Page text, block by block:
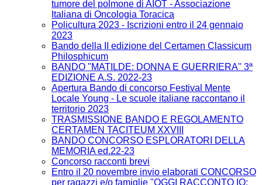
tumore del polmone di AIOT - Associazione
Italiana di Oncologia Toracica
Policultura 2023 - Iscrizioni entro il 24 gennaio
2023
Bando della II edizione del Certamen Classicum
Philosphicum
BANDO "MATILDE: DONNA E GUERRIERA" 3ª
EDIZIONE A.S. 2022-23
Apertura Bando di concorso Festival Mente
Locale Young - Le scuole italiane raccontano il
territorio 2023
TRASMISSIONE BANDO E REGOLAMENTO
CERTAMEN TACITEUM XXVIII
BANDO CONCORSO ESPLORATORI DELLA
MEMORIA ed.22-23
Concorso racconti brevi
Entro il 20 novembre invio elaborati CONCORSO
per ragazzi e/o famiglie "OGGI RACCONTO IO: